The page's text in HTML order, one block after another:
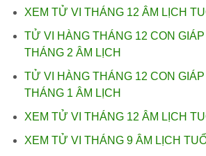
XEM TỬ VI THÁNG 12 ÂM LỊCH
TỬ VI HÀNG THÁNG 12 CON GIÁP
THÁNG 2 ÂM LỊCH
TỬ VI HÀNG THÁNG 12 CON
THÁNG 1 ÂM LỊCH
XEM TỬ VI THÁNG 12 ÂM LỊCH
XEM TỬ VI THÁNG 9 ÂM LỊCH